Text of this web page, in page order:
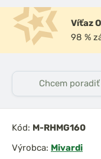
Víťaz
98 %
Chcem poradiť
Kód: M-RHMG160
Výrobca: Mivardi